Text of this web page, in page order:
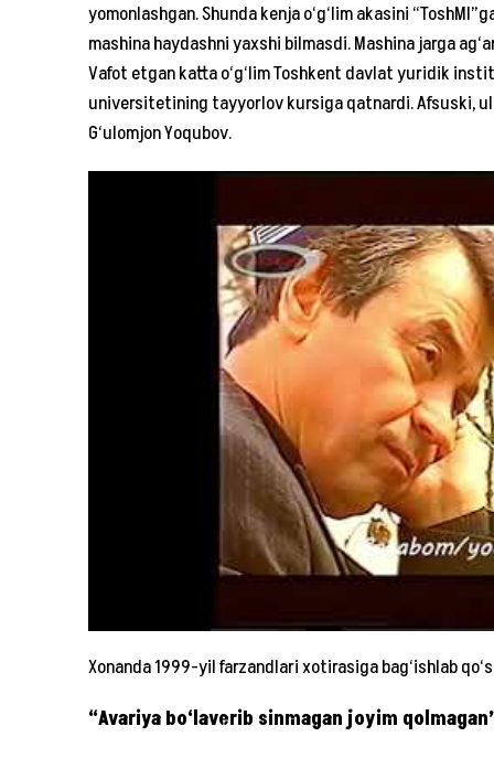
yomonlashgan. Shunda kenja o‘g‘lim akasini
mashina haydashni yaxshi bilmasdi. Mashina jarga
Vafot etgan katta o‘g‘lim Toshkent davlat yuridik
universitetining tayyorlov kursiga qatnardi. Afsuski,
G‘ulomjon Yoqubov.
Xonanda 1999-yil farzandlari xotirasiga bag‘ishlab
“Avariya bo‘laverib sinmagan joyim